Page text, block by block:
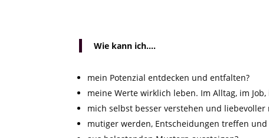
Wie kann ich….
mein Potenzial entdecken und entfalten?
meine Werte wirklich leben. Im Alltag, im
mich selbst besser verstehen und
mutiger werden, Entscheidungen treffen und